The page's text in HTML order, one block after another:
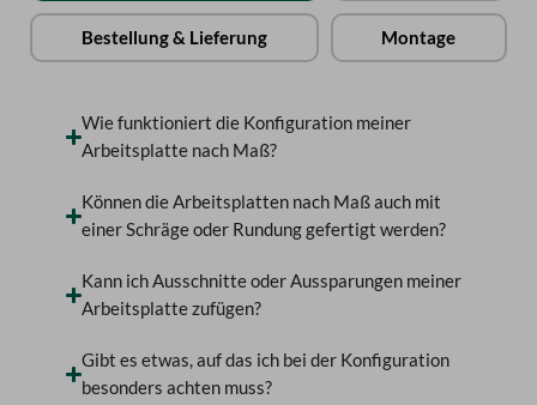
Bestellung & Lieferung Montage
Wie funktioniert die Konfiguration meiner
Arbeitsplatte nach Maß?
Können die Arbeitsplatten nach Maß auch mit
einer Schräge oder Rundung gefertigt werden?
Kann ich Ausschnitte oder Aussparungen meiner
Arbeitsplatte zufügen?
Gibt es etwas, auf das ich bei der Konfiguration
besonders achten muss?